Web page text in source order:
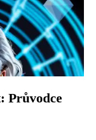
Průvodce